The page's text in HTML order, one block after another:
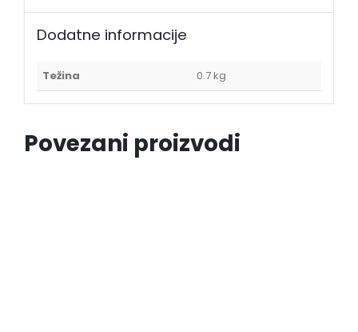
Dodatne informacije
Težina 0.7 kg
Povezani proizvodi